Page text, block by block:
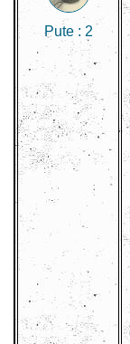
Pute : 2